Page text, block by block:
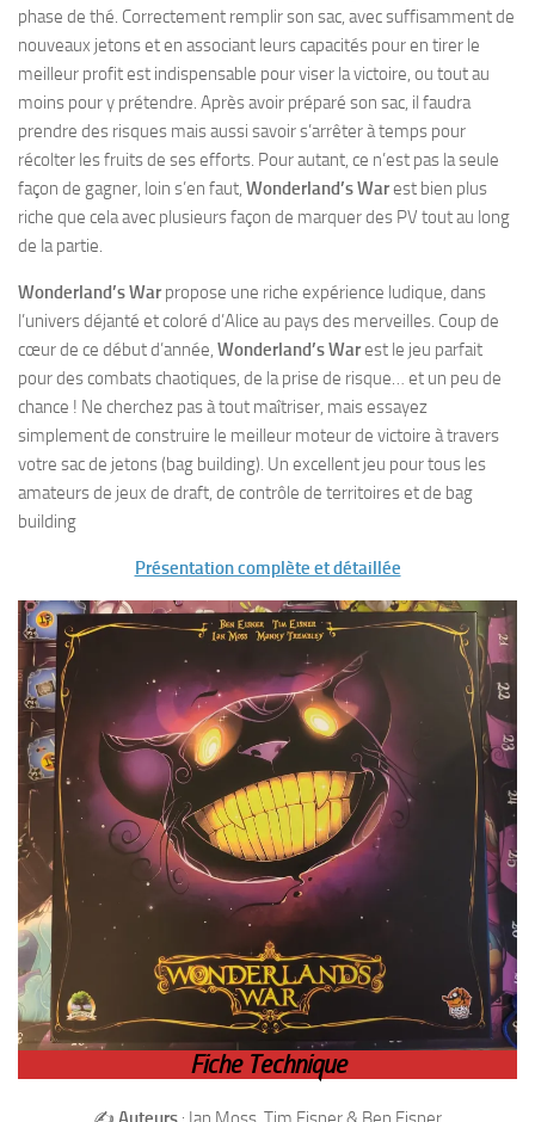
phase de thé. Correctement remplir son sac, avec suffisamment de
nouveaux jetons et en associant leurs capacités pour en tirer le
meilleur profit est indispensable pour viser la victoire, ou tout au
moins pour y prétendre. Après avoir préparé son sac, il faudra
prendre des risques mais aussi savoir s’arrêter à temps pour
récolter les fruits de ses efforts. Pour autant, ce n’est pas la seule
façon de gagner, loin s’en faut, Wonderland’s Warest bien plus
riche que cela avec plusieurs façon de marquer des PV tout au long
de la partie.
Wonderland’s Warpropose une riche expérience ludique, dans
l’univers déjanté et coloré d’Alice au pays des merveilles. Coup de
cœur de ce début d’année, Wonderland’s Warest le jeu parfait
pour des combats chaotiques, de la prise de risque… et un peu de
chance ! Ne cherchez pas à tout maîtriser, mais essayez
simplement de construire le meilleur moteur de victoire à travers
votre sac de jetons (bag building). Un excellent jeu pour tous les
amateurs de jeux de draft, de contrôle de territoires et de bag
building
Présentation complète et détaillée
Fiche Technique